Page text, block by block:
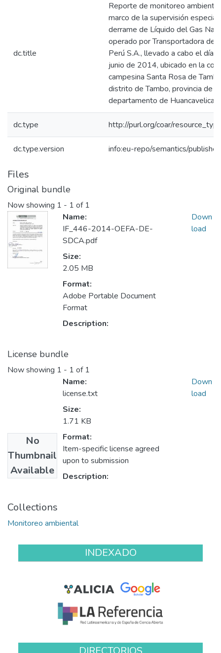
dc.title
Reporte de monitoreo
marco de la supervisión especial
derrame de Líquido del Gas
operado por Transportadora de
Perú S.A., llevado a cabo el día
junio de 2014, ubicado en la
campesina Santa Rosa de
distrito de Tambo, provincia de
departamento de Huancavelica.
dc.type http://purl.org/coar/
dc.type.version info:eu-repo/semantics/
Files
Original bundle
Now showing 1 - 1 of 1
Name:
IF_446-2014-OEFA-DE-
SDCA.pdf
Size:
2.05 MB
Format:
Adobe Portable Document
Format
Description:
Down
load
License bundle
Now showing 1 - 1 of 1
No
Thumbnail
Available
Name:
license.txt
Size:
1.71 KB
Format:
Item-specific license agreed
upon to submission
Description:
Down
load
Collections
Monitoreo ambiental
INDEXADO